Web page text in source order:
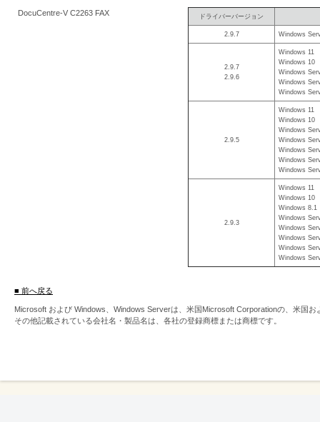
DocuCentre-V C2263 FAX ドライバーバージョン
2.9.7 Windows
2.9.7
2.9.6
Windows 11
Windows 10
Windows
Windows
Windows
2.9.5
Windows 11
Windows 10
Windows
Windows
Windows
Windows
Windows
2.9.3
Windows 11
Windows 10
Windows 8.1
Windows
Windows
Windows
Windows
Windows
■ 前へ戻る
Microsoft および Windows、Windows Serverは、米国Microsoft Corporationの、米国
その他記載されている会社名・製品名は、各社の登録商標または商標です。